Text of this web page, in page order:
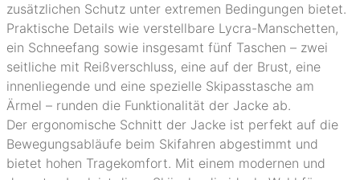
zusätzlichen Schutz unter extremen Bedingungen bietet.
Praktische Details wie verstellbare Lycra-Manschetten,
ein Schneefang sowie insgesamt fünf Taschen – zwei
seitliche mit Reißverschluss, eine auf der Brust, eine
innenliegende und eine spezielle Skipasstasche am
Ärmel – runden die Funktionalität der Jacke ab.
Der ergonomische Schnitt der Jacke ist perfekt auf die
Bewegungsabläufe beim Skifahren abgestimmt und
bietet hohen Tragekomfort. Mit einem modernen und